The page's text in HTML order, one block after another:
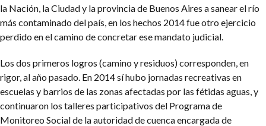
la Nación, la Ciudad y la provincia de Buenos Aires a sanear el río
más contaminado del país, en los hechos 2014 fue otro ejercicio
perdido en el camino de concretar ese mandato judicial.
Los dos primeros logros (camino y residuos) corresponden, en
rigor, al año pasado. En 2014 sí hubo jornadas recreativas en
escuelas y barrios de las zonas afectadas por las fétidas aguas, y
continuaron los talleres participativos del Programa de
Monitoreo Social de la autoridad de cuenca encargada de